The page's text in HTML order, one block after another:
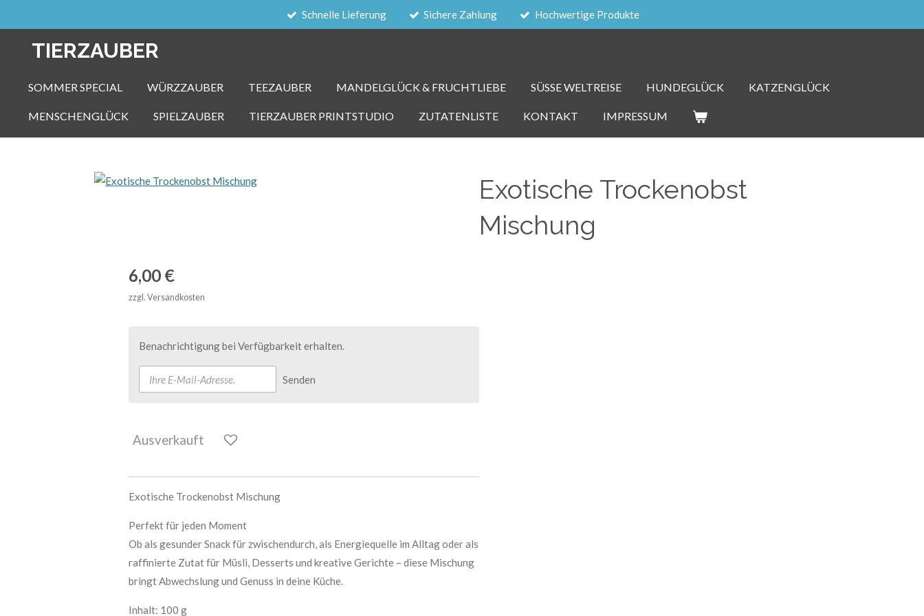
Schnelle Lieferung Sichere Zahlung Hochwertige Produkte
TIERZAUBER
SOMMER SPECIAL WÜRZZAUBER TEEZAUBER MANDELGLÜCK & FRUCHTLIEBE SÜSSE WELTREISE HUNDEGLÜCK KATZENGLÜCK
MENSCHENGLÜCK SPIELZAUBER TIERZAUBER PRINTSTUDIO ZUTATENLISTE KONTAKT IMPRESSUM
Exotische Trockenobst
Mischung
6,00 €
zzgl. Versandkosten
Benachrichtigung bei Verfügbarkeit erhalten.
Senden
Ausverkauft
Exotische Trockenobst Mischung
Perfekt für jeden Moment
Ob als gesunder Snack für zwischendurch, als Energiequelle im Alltag oder als
raffinierte Zutat für Müsli, Desserts und kreative Gerichte – diese Mischung
bringt Abwechslung und Genuss in deine Küche.
Inhalt: 100 g